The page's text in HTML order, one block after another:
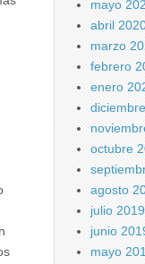
mayo
abril
marzo
febrero
enero
octubre
agosto
julio 2019
junio
mayo